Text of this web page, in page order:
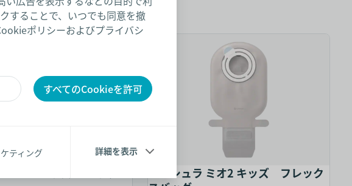
することで、いつでも同意を撤
ポリシーおよびプライバシ
すべてのCookieを許可
ティング 詳細を表示
センシュラ ミオ1 キッズ ウロ
センシュラ ミオ2 キッズ フレック